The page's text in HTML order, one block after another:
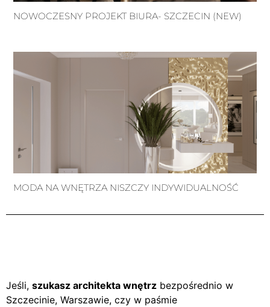
NOWOCZESNY PROJEKT BIURA- SZCZECIN (NEW)
MODA NA WNĘTRZA NISZCZY INDYWIDUALNOŚĆ
Jeśli, szukasz architekta wnętrz bezpośrednio w
Szczecinie, Warszawie, czy w paśmie